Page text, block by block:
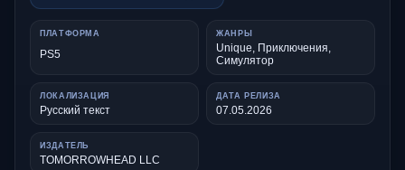
ПЛАТФОРМА
PS5
ЖАНРЫ
Unique, Приключения,
Симулятор
ЛОКАЛИЗАЦИЯ
Русский текст
ДАТА РЕЛИЗА
07.05.2026
ИЗДАТЕЛЬ
TOMORROWHEAD LLC